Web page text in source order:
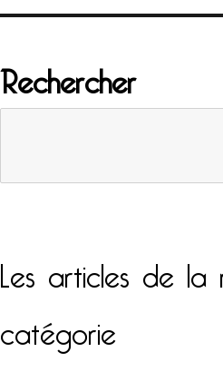
Rechercher
Les articles de
catégorie